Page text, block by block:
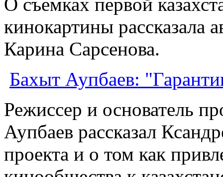
О съемках первой
кинокартины рассказала
Карина Сарсенова.
Бахыт Аупбаев:
Режиссер и основатель
Аупбаев рассказал
проекта и о том как